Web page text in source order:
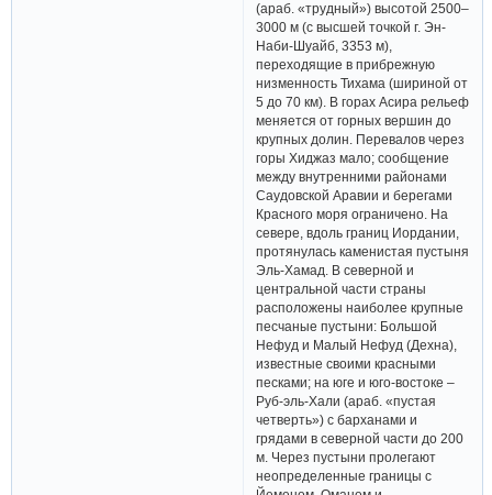
(араб. «трудный») высотой 2500–
3000 м (с высшей точкой г. Эн-
Наби-Шуайб, 3353 м),
переходящие в прибрежную
низменность Тихама (шириной от
5 до 70 км). В горах Асира рельеф
меняется от горных вершин до
крупных долин. Перевалов через
горы Хиджаз мало; сообщение
между внутренними районами
Саудовской Аравии и берегами
Красного моря ограничено. На
севере, вдоль границ Иордании,
протянулась каменистая пустыня
Эль-Хамад. В северной и
центральной части страны
расположены наиболее крупные
песчаные пустыни: Большой
Нефуд и Малый Нефуд (Дехна),
известные своими красными
песками; на юге и юго-востоке –
Руб-эль-Хали (араб. «пустая
четверть») с барханами и
грядами в северной части до 200
м. Через пустыни пролегают
неопределенные границы с